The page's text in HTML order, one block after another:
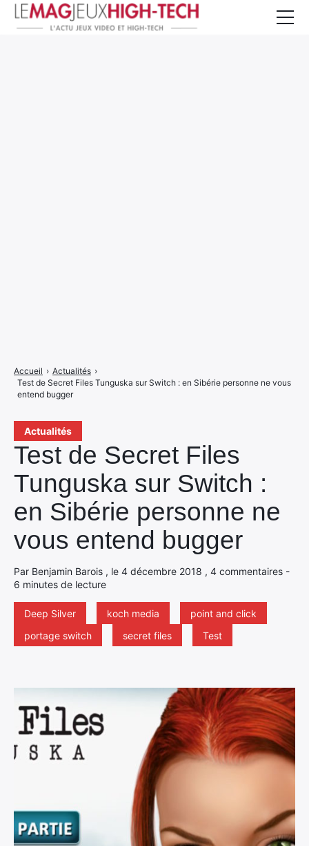
Actualités
Test de Secret Files
Tunguska sur Switch :
en Sibérie personne ne
vous entend bugger
Par Benjamin Barois , le 4 décembre 2018 , 4 commentaires -
6 minutes de lecture
Deep Silver koch media
point and click
portage switch
secret files Test
Accueil › Actualités ›
Test de Secret Files Tunguska sur Switch : en Sibérie personne ne vous
entend bugger